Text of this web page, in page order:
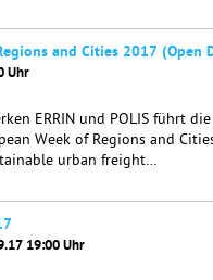
and Cities 2017 (Open
Uhr
ERRIN und POLIS führt
Week of Regions and
urban freight…
19:00 Uhr